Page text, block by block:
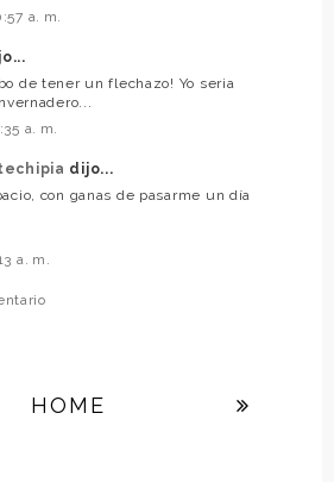
a. m.
de tener un flechazo! Yo seria
a. m.
dijo...
con ganas de pasarme un día
a. m.
HOME